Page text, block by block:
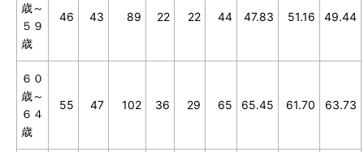
歳～
５９
歳
46 43 89 22 22 44 47.83 51.16 49.44
６０
歳～
６４
歳
55 47 102 36 29 65 65.45 61.70 63.73